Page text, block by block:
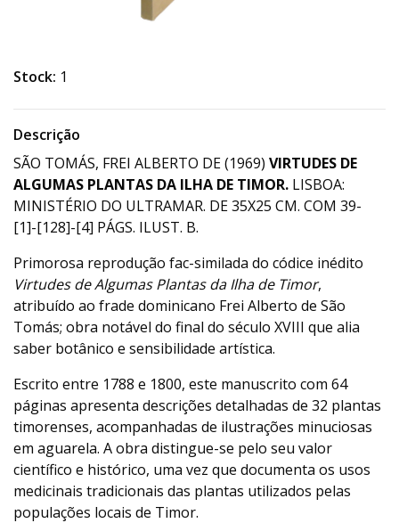
Stock: 1
Descrição
SÃO TOMÁS, FREI ALBERTO DE (1969) VIRTUDES DE
ALGUMAS PLANTAS DA ILHA DE TIMOR. LISBOA:
MINISTÉRIO DO ULTRAMAR. DE 35X25 CM. COM 39-
[1]-[128]-[4] PÁGS. ILUST. B.
Primorosa reprodução fac-similada do códice inédito
Virtudes de Algumas Plantas da Ilha de Timor,
atribuído ao frade dominicano Frei Alberto de São
Tomás; obra notável do final do século XVIII que alia
saber botânico e sensibilidade artística.
Escrito entre 1788 e 1800, este manuscrito com 64
páginas apresenta descrições detalhadas de 32 plantas
timorenses, acompanhadas de ilustrações minuciosas
em aguarela. A obra distingue-se pelo seu valor
científico e histórico, uma vez que documenta os usos
medicinais tradicionais das plantas utilizados pelas
populações locais de Timor.